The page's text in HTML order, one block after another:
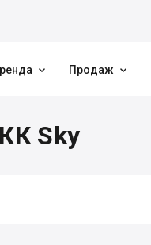
 Продаж 
Sky